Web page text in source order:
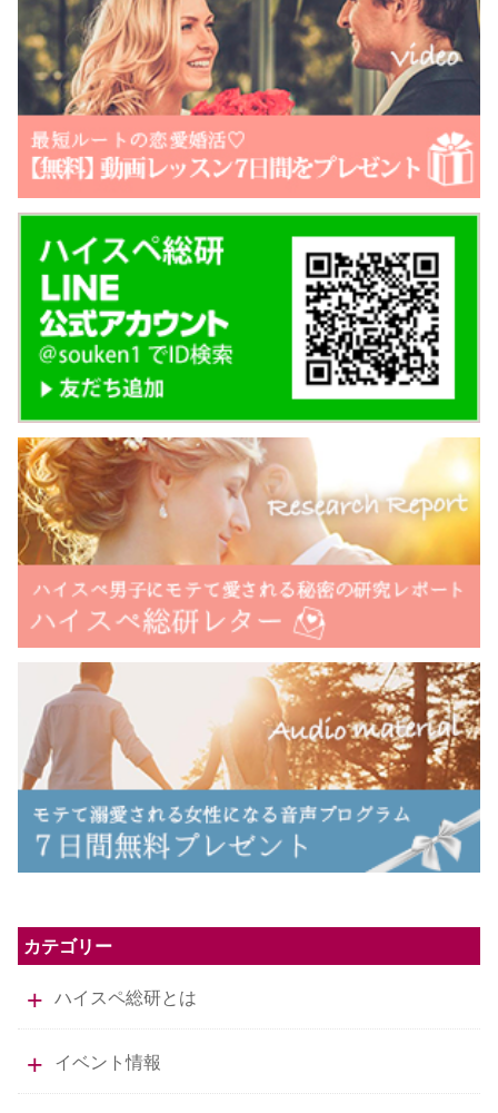
カテゴリー
ハイスペ総研とは
イベント情報